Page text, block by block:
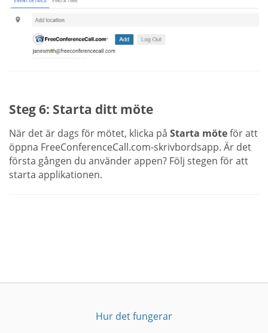
Steg 6: Starta ditt möte
När det är dags för mötet, klicka på Starta möteför att
öppna FreeConferenceCall.com-skrivbordsapp. Är det
första gången du använder appen? Följ stegen för att
starta applikationen.
Hur det fungerar